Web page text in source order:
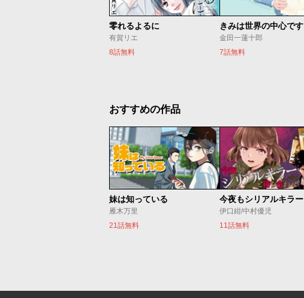
零れるよるに
有賀リエ
8話無料
きみは世界の中心です
金田一蓮十郎
7話無料
おすすめの作品
妹は知っている
雁木万里
21話無料
伊口紺/中村優児
11話無料